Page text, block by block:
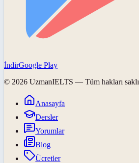
İndirGoogle Play
© 2026 UzmanIELTS — Tüm hakları
Anasayfa
Dersler
Yorumlar
Blog
Ücretler